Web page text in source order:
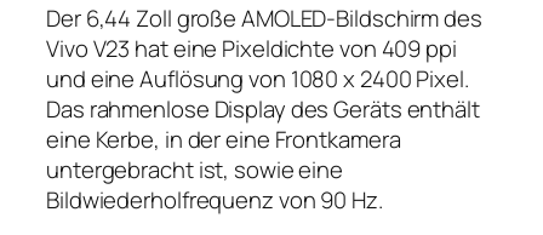
Der 6,44 Zoll große AMOLED-Bildschirm des
Vivo V23 hat eine Pixeldichte von 409 ppi
und eine Auflösung von 1080 x 2400 Pixel.
Das rahmenlose Display des Geräts enthält
eine Kerbe, in der eine Frontkamera
untergebracht ist, sowie eine
Bildwiederholfrequenz von 90 Hz.